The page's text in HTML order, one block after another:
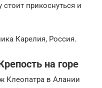
прикоснуться и
Карелия, Россия.
на горе
Клеопатра в Алании